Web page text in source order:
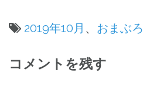
2019年10月 、 おまぶろ
稿
コメントを残す